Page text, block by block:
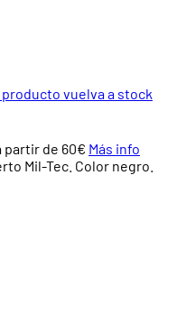
vuelva a stock
partir de 60€ Más info
Mil-Tec. Color negro.